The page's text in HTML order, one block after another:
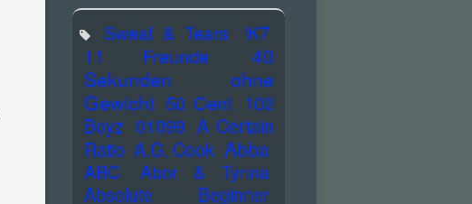
Sweat & Tears
!K7
11 Freunde
40
Sekunden ohne
Gewicht 50 Cent 102
Boyz 01099 A Certain
Ratio A.G. Cook Abba
ABC
Abor & Tynna
Absolute Beginner